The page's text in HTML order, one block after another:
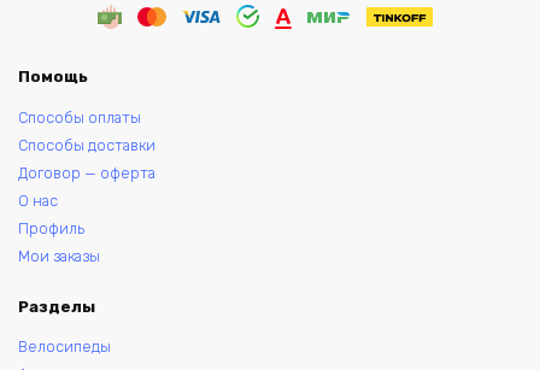
Помощь
Способы оплаты
Способы доставки
Договор — оферта
О нас
Профиль
Мои заказы
Разделы
Велосипеды